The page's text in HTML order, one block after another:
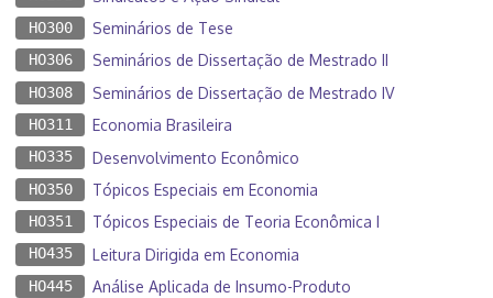
HO300 Seminários de Tese
HO306 Seminários de Dissertação de Mestrado II
HO308 Seminários de Dissertação de Mestrado IV
HO311 Economia Brasileira
HO335 Desenvolvimento Econômico
HO350 Tópicos Especiais em Economia
HO351 Tópicos Especiais de Teoria Econômica I
HO435 Leitura Dirigida em Economia
HO445 Análise Aplicada de Insumo-Produto